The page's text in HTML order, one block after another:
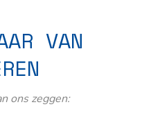
VAN
ons zeggen: